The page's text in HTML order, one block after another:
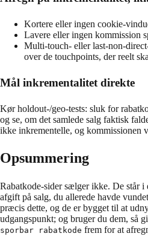
Kortere eller ingen cookie-
Lavere eller ingen kommission
Multi-touch- eller last-non-
over de touchpoints, der reelt
Mål inkrementalitet direkte
Kør holdout-/geo-tests: sluk for
og se, om det samlede salg faktisk
ikke inkrementelle, og kommissionen
Opsummering
Rabatkode-sider sælger ikke. De står
afgift på salg, du allerede havde
præcis dette, og de er bygget til at
udgangspunkt; og bruger du dem, så
sporbar rabatkode frem for at